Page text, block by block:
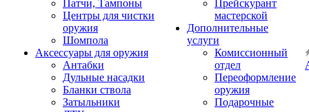
Патчи, Тампоны
Центры для чистки
оружия
Шомпола
Аксессуары для оружия
Антабки
Дульные насадки
Бланки ствола
Затыльники
Прейскурант
мастерской
Дополнительные
услуги
Комиссионный
отдел
Переоформление
оружия
Подарочные